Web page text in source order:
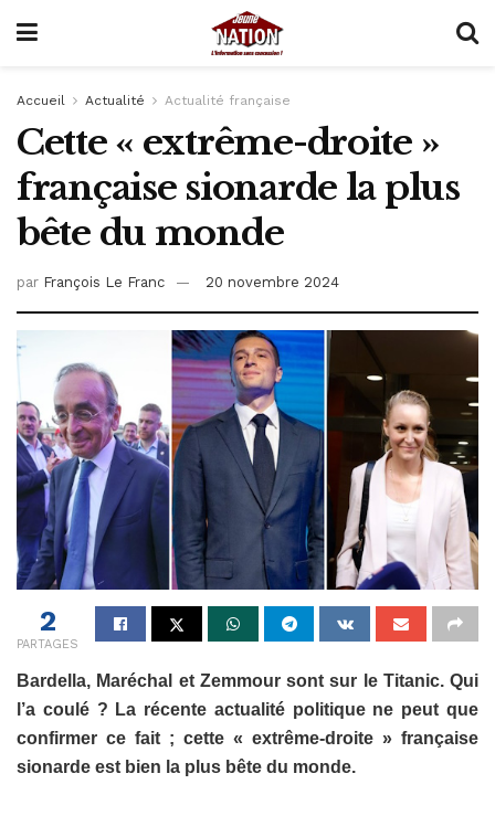
Accueil Actualité Actualité française
Cette « extrême-droite »
française sionarde la plus
bête du monde
par François Le Franc 20 novembre 2024
2
PARTAGES
Bardella, Maréchal et Zemmour sont sur le Titanic. Qui
l’a coulé ? La récente actualité politique ne peut que
confirmer ce fait ; cette « extrême-droite » française
sionarde est bien la plus bête du monde.